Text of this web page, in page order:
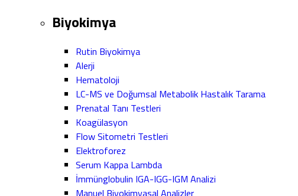
Biyokimya
Rutin Biyokimya
Alerji
Hematoloji
LC-MS ve Doğumsal Metabolik Hastalık Tarama
Prenatal Tanı Testleri
Koagülasyon
Flow Sitometri Testleri
Elektroforez
Serum Kappa Lambda
İmmünglobulin IGA-IGG-IGM Analizi
Manuel Biyokimyasal Analizler